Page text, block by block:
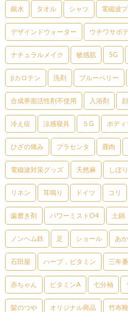
銀水 タオル シャツ 電磁波
デザインドウォーター ウチワサボ
ナチュラルメイク 敏感肌 5G
βカロテン 洗剤 ブルーベリー
合成界面活性剤不使用 入浴剤
冷え症 涼感寝具 ５G ボデ
ひざの痛み プラセンタ 鹿肉
電磁波対策グッズ 天然麻 しぼ
リネン 耳鳴り ドイツ コリ
歯磨き剤 パワーミストO4 土鍋
ノンヘム鉄 足 ショール あ
石田屋 ハーブ，ビタミン 三年
赤ちゃん ビタミンA 七分袖
髪のつや オリジナル商品 竹布